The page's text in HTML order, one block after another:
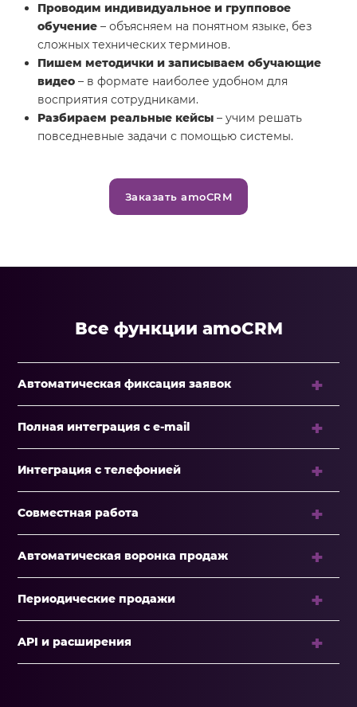
Проводим индивидуальное и групповое
обучение – объясняем на понятном языке, без
сложных технических терминов.
Пишем методички и записываем обучающие
видео – в формате наиболее удобном для
восприятия сотрудниками.
Разбираем реальные кейсы – учим решать
повседневные задачи с помощью системы.
Заказать amoCRM
Все функции amoCRM
Автоматическая фиксация заявок
Полная интеграция с e-mail
Интеграция с телефонией
Совместная работа
Автоматическая воронка продаж
Периодические продажи
API и расширения